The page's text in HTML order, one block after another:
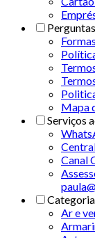
Mapa
Serviços
Canal
Ar e